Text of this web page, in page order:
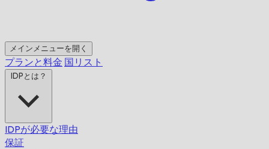
メインメニューを開く
プランと料金 国リスト
IDPとは？
IDPが必要な理由
保証